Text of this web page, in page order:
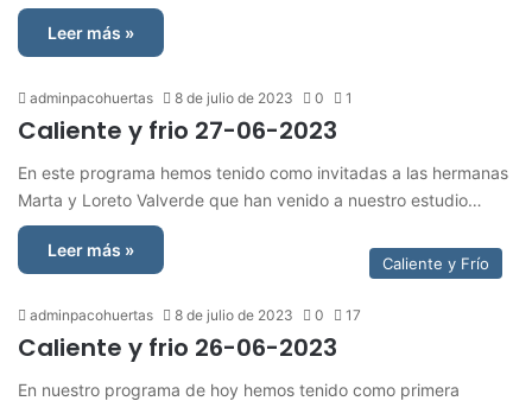
Leer más »
adminpacohuertas 8 de julio de 2023 0 1
Caliente y frio 27-06-2023
En este programa hemos tenido como invitadas a las hermanas
Marta y Loreto Valverde que han venido a nuestro estudio…
Leer más »
Caliente y Frío
adminpacohuertas 8 de julio de 2023 0 17
Caliente y frio 26-06-2023
En nuestro programa de hoy hemos tenido como primera